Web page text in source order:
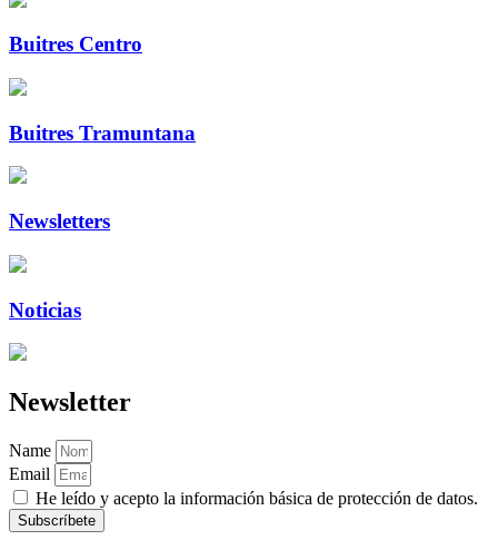
Buitres Centro
Buitres Tramuntana
Newsletters
Noticias
Newsletter
Name
Email
He leído y acepto la información básica de protección de datos.
Subscríbete